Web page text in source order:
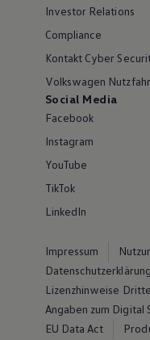
Investor Relations
Compliance
Kontakt Cyber
Volkswagen
Social Media
Facebook
Instagram
YouTube
TikTok
LinkedIn
Impressum
Lizenzhinweise
Angaben zum Digital
EU Data Act